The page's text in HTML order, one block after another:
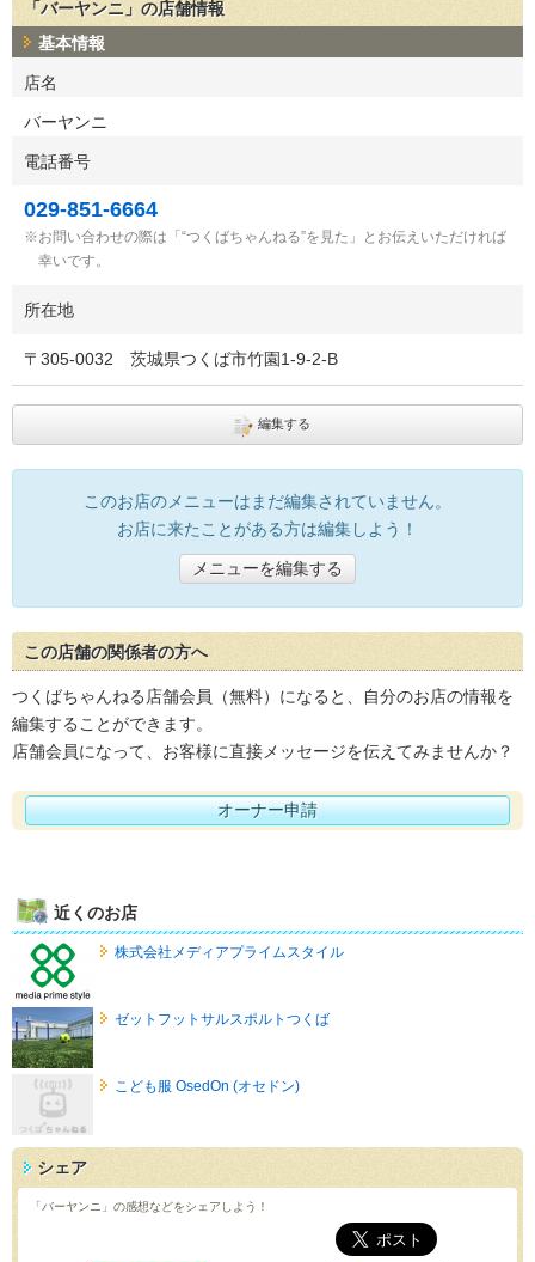
「バーヤンニ」の店舗情報
基本情報
店名
バーヤンニ
電話番号
029-851-6664
お問い合わせの際は「“つくばちゃんねる”を見た」とお伝えいただければ
幸いです。
所在地
〒 305-0032 茨城県つくば市竹園1-9-2-B
編集する
このお店のメニューはまだ編集されていません。
お店に来たことがある方は編集しよう！
メニューを編集する
この店舗の関係者の方へ
つくばちゃんねる店舗会員（無料）になると、自分のお店の情報を
編集することができます。
店舗会員になって、お客様に直接メッセージを伝えてみませんか？
オーナー申請
近くのお店
株式会社メディアプライムスタイル
ゼットフットサルスポルトつくば
こども服 OsedOn (オセドン)
シェア
「バーヤンニ」の感想などをシェアしよう！